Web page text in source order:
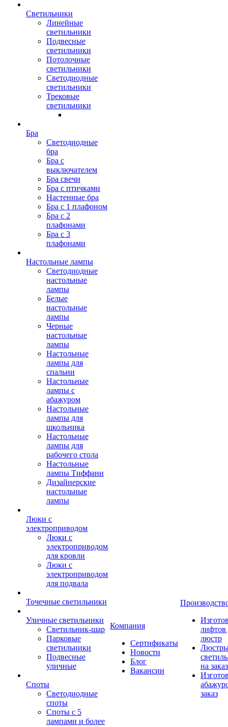
Светильники
Линейные
светильники
Подвесные
светильники
Потолочные
светильники
Светодиодные
светильники
Трековые
светильники
Бра
Светодиодные
бра
Бра с
выключателем
Бра свечи
Бра с птичками
Настенные бра
Бра с 1 плафоном
Бра с 2
плафонами
Бра с 3
плафонами
Настольные лампы
Светодиодные
настольные
лампы
Белые
настольные
лампы
Черные
настольные
лампы
Настольные
лампы для
спальни
Настольные
лампы с
абажуром
Настольные
лампы для
школьника
Настольные
лампы для
рабочего стола
Настольные
лампы Тиффани
Дизайнерские
настольные
лампы
Люки с
электроприводом
Люки с
электроприводом
для кровли
Люки с
электроприводом
для подвала
Точечные светильники
Уличные светильники
Светильник-шар
Парковые
светильники
Подвесные
уличные
Споты
Светодиодные
споты
Споты с 5
лампами и более
Компания
Сертификаты
Новости
Блог
Вакансии
лифтов
люстр
на заказ
заказ